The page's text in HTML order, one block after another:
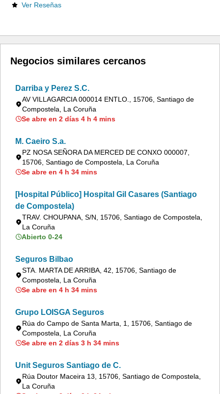
Ver Reseñas
Negocios similares cercanos
Darriba y Perez S.C.
AV VILLAGARCIA 000014 ENTLO., 15706, Santiago de
Compostela, La Coruña
Se abre en 2 días 4 h 4 mins
M. Caeiro S.a.
PZ NOSA SEÑORA DA MERCED DE CONXO 000007,
15706, Santiago de Compostela, La Coruña
Se abre en 4 h 34 mins
[Hospital Público] Hospital Gil Casares (Santiago
de Compostela)
TRAV. CHOUPANA, S/N, 15706, Santiago de Compostela,
La Coruña
Abierto 0-24
Seguros Bilbao
STA. MARTA DE ARRIBA, 42, 15706, Santiago de
Compostela, La Coruña
Se abre en 4 h 34 mins
Grupo LOISGA Seguros
Rúa do Campo de Santa Marta, 1, 15706, Santiago de
Compostela, La Coruña
Se abre en 2 días 3 h 34 mins
Unit Seguros Santiago de C.
Rúa Doutor Maceira 13, 15706, Santiago de Compostela,
La Coruña